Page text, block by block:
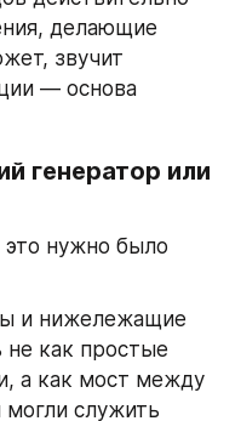
делающие
звучит
— основа
генератор или
это нужно было
и нижележащие
не как простые
а как мост между
служить